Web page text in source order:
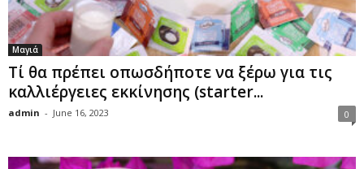
Μαγιά
Τί θα πρέπει οπωσδήποτε να ξέρω για τις
καλλιέργειες εκκίνησης (starter...
admin - June 16, 2023 0